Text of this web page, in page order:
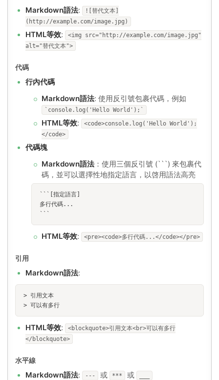
Markdown語法:
![替代文本]
(http://example.com/image.jpg)
HTML等效:
<img src="http://example.com/image.jpg"
alt="替代文本">
代碼
行內代碼
Markdown語法: 使用反引號包裹代碼，例如
`console.log('Hello World');`
HTML等效:
<code>console.log('Hello World');
</code>
代碼塊
Markdown語法：使用三個反引號 (```) 來包裹代
碼，並可以選擇性地指定語言，以啓用語法高亮
```[指定語言]
多行代碼...
```
HTML等效: <pre><code>多行代碼...</code></pre>
引用
Markdown語法:
> 引用文本
> 可以有多行
HTML等效:
<blockquote>引用文本<br>可以有多行
</blockquote>
水平線
Markdown語法: --- 或 *** 或